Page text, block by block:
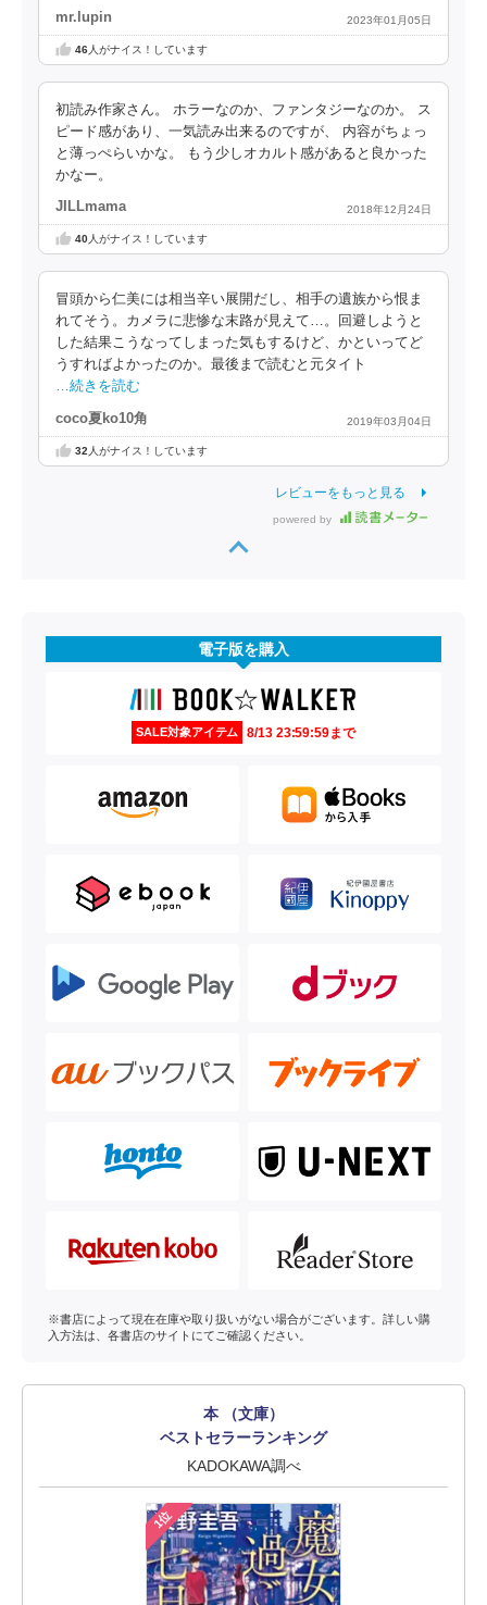
mr.lupin 2023年01月05日
46人がナイス！しています
初読み作家さん。 ホラーなのか、ファンタジーなのか。 ス
ピード感があり、一気読み出来るのですが、 内容がちょっ
と薄っぺらいかな。 もう少しオカルト感があると良かった
かなー。
JILLmama 2018年12月24日
40人がナイス！しています
冒頭から仁美には相当辛い展開だし、相手の遺族から恨ま
れてそう。カメラに悲惨な末路が見えて…。回避しようと
した結果こうなってしまった気もするけど、かといってど
うすればよかったのか。最後まで読むと元タイト
…続きを読む
coco夏ko10角 2019年03月04日
32 人がナイス！しています
レビューをもっと見る
powered by
電子版を購入
SALE対象アイテム 8/13 23:59:59まで
※書店によって現在在庫や取り扱いがない場合がございます。詳しい購
入方法は、各書店のサイトにてご確認ください。
本 （文庫）
ベストセラーランキング
KADOKAWA調べ
1位